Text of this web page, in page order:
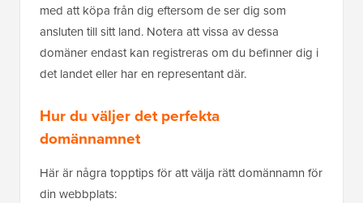
med att köpa från dig eftersom de ser dig som
ansluten till sitt land. Notera att vissa av dessa
domäner endast kan registreras om du befinner dig i
det landet eller har en representant där.
Hur du väljer det perfekta
domännamnet
Här är några topptips för att välja rätt domännamn för
din webbplats: